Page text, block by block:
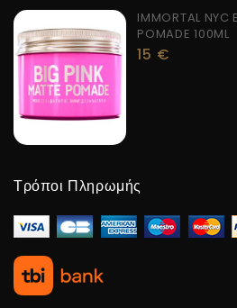
IMMORTAL NYC
POMADE 100ML
15 €
Τρόποι Πληρωμής